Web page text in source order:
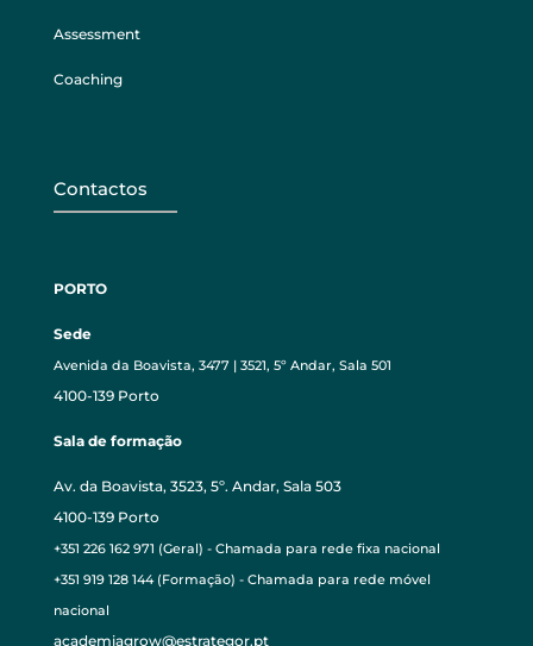
Assessment
Coaching
Contactos
PORTO
Sede
Avenida da Boavista, 3477 | 3521, 5º Andar, Sala 501
4100-139 Porto
Sala de formação
Av. da Boavista, 3523, 5º. Andar, Sala 503
4100-139 Porto
+351 226 162 971 (Geral) - Chamada para rede fixa nacional
+351 919 128 144 (Formação) - Chamada para rede móvel
nacional
academiagrow@estrategor.pt